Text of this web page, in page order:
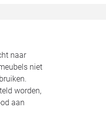
naar
niet
worden,
aan